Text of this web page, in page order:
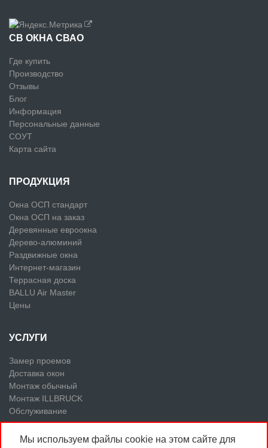
Мы используем файлы cookie на этом сайте для
СВ ОКНА СВАО
Где купить
Производство
Отзывы
Блог
Информация
Персональные данные
СОУТ
Карта сайта
ПРОДУКЦИЯ
Окна ОСП стандарт
Окна ОСП на заказ
Деревянные евроокна
Дерево-алюминий
Раздвижные окна
Интернет-магазин
Террасная доска
BALLU Air Master
Цены
УСЛУГИ
Замер проемов
Доставка окон
Монтаж обычный
Монтаж ILLBRUCK
Обслуживание